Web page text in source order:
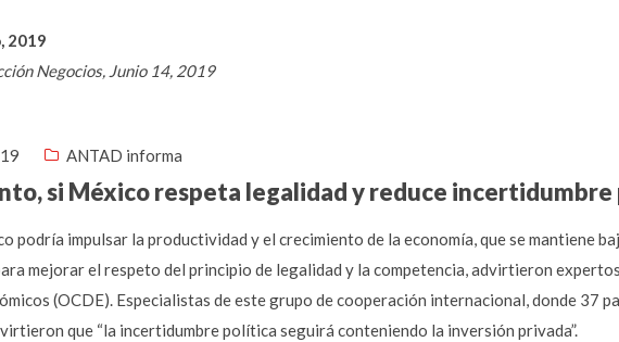
2019
Negocios, Junio 14, 2019
ANTAD informa
si México respeta legalidad y reduce incertidumbre
podría impulsar la productividad y el crecimiento de la economía, que se mantiene
mejorar el respeto del principio de legalidad y la competencia, advirtieron
(OCDE). Especialistas de este grupo de cooperación internacional, donde 37
que “la incertidumbre política seguirá conteniendo la inversión privada”.